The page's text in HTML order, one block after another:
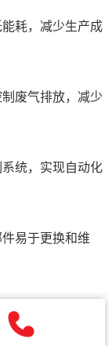
耗，减少生产成
废气排放，减少
统，实现自动化
易于更换和维